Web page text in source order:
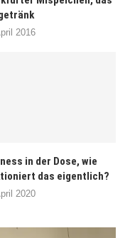
2016
in der Dose, wie
das eigentlich?
2020